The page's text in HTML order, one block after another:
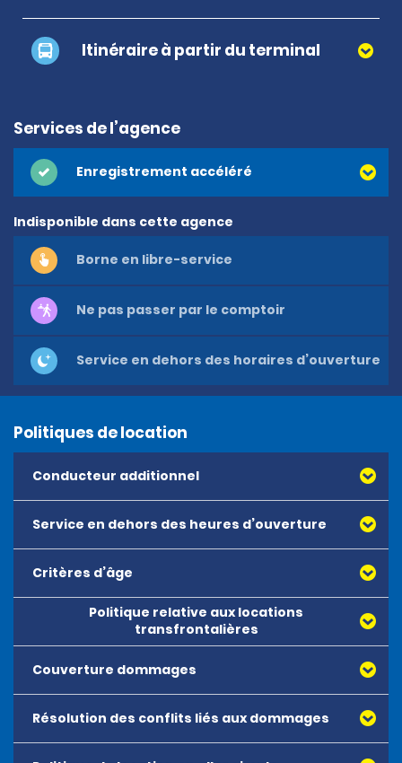
Itinéraire à partir du terminal
Services de l’agence
Enregistrement accéléré
Indisponible dans cette agence
Borne en libre-service
Ne pas passer par le comptoir
Service en dehors des horaires d’ouverture
Politiques de location
Conducteur additionnel
Service en dehors des heures d’ouverture
Critères d’âge
Politique relative aux locations
transfrontalières
Couverture dommages
Couverture Dommages et protection contre le vol –
CDWTP : Il s’agit d’une couverture facultative qui limite
la responsabilité financière du client à hauteur du
Résolution des conflits liés aux dommages